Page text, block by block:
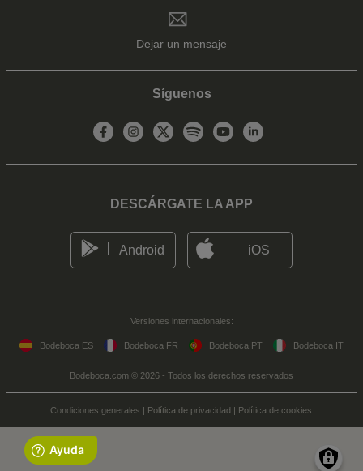
Dejar un mensaje
Síguenos
DESCÁRGATE LA APP
Android iOS
Versiones internacionales:
Bodeboca ES Bodeboca FR Bodeboca PT Bodeboca IT
Bodeboca.com © 2026 - Todos los derechos reservados
Condiciones generales | Política de privacidad | Política de cookies